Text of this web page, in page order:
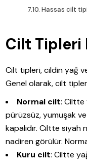
Hassas cilt
Cilt Tipleri
Cilt tipleri, cildin yağ ve
Genel olarak, cilt
Normal cilt: Ciltte
pürüzsüz, yumuşak
kapalıdır. Ciltte siyah
nadiren görülür.
Kuru cilt: Ciltte